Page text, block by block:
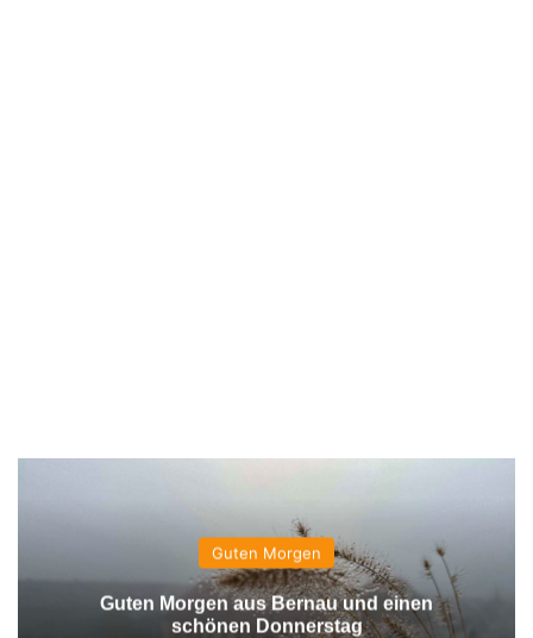
Guten Morgen
Guten Morgen aus Bernau und einen
schönen Donnerstag